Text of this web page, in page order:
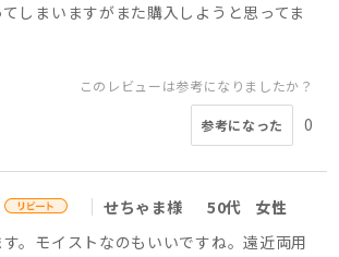
しまいますがまた購入しようと思ってま
このレビューは参考になりましたか？
参考になった 0
せちゃま様 50代
女性
。モイストなのもいいですね。遠近両用